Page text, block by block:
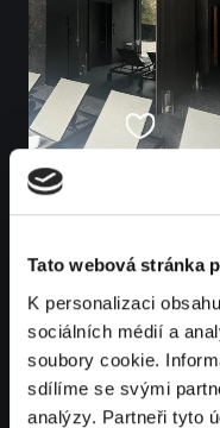
Tato webová stránka
K personalizaci
sociálních médií a
soubory cookie.
sdílíme se svými
analýzy. Partneři tyto